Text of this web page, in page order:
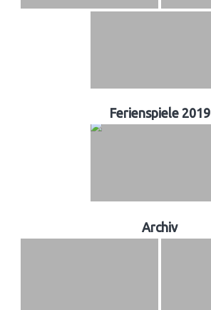
Ferienspiele 2019
Archiv